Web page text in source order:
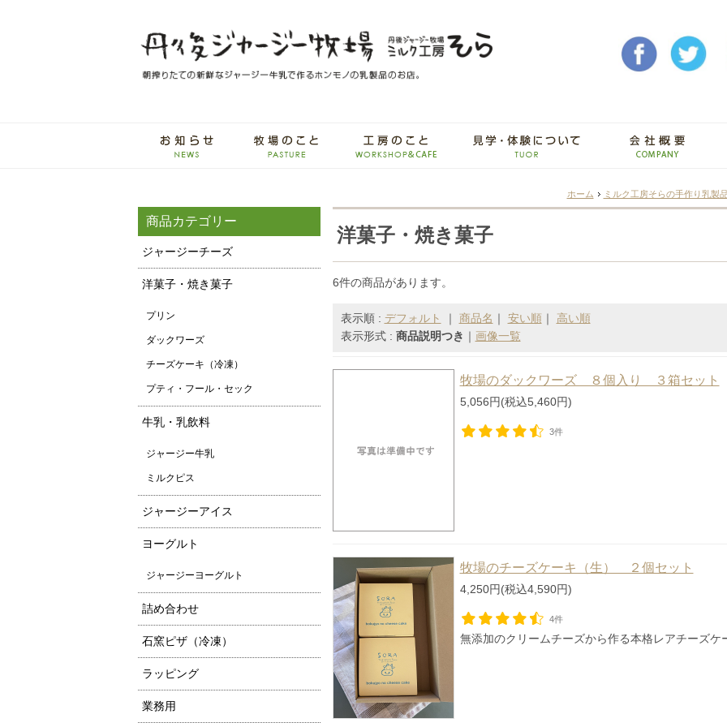
ホーム ミルク工房そらの手作り乳製
洋菓子・焼き菓子
6件の商品があります。
表示順 : デフォルト ｜ 商品名 ｜ 安い順｜ 高い順
表示形式 : 商品説明つき ｜ 画像一覧
牧場のダックワーズ ８個入り ３箱セット
5,056円(税込5,460円)
3件
牧場のチーズケーキ（生） ２個セット
4,250円(税込4,590円)
4件
無添加のクリームチーズから作る本格レアチーズケ
商品カテゴリー
ジャージーチーズ
洋菓子・焼き菓子
プリン
ダックワーズ
チーズケーキ（冷凍）
プティ・フール・セック
牛乳・乳飲料
ジャージー牛乳
ミルクピス
ジャージーアイス
ヨーグルト
ジャージーヨーグルト
詰め合わせ
石窯ピザ（冷凍）
ラッピング
業務用